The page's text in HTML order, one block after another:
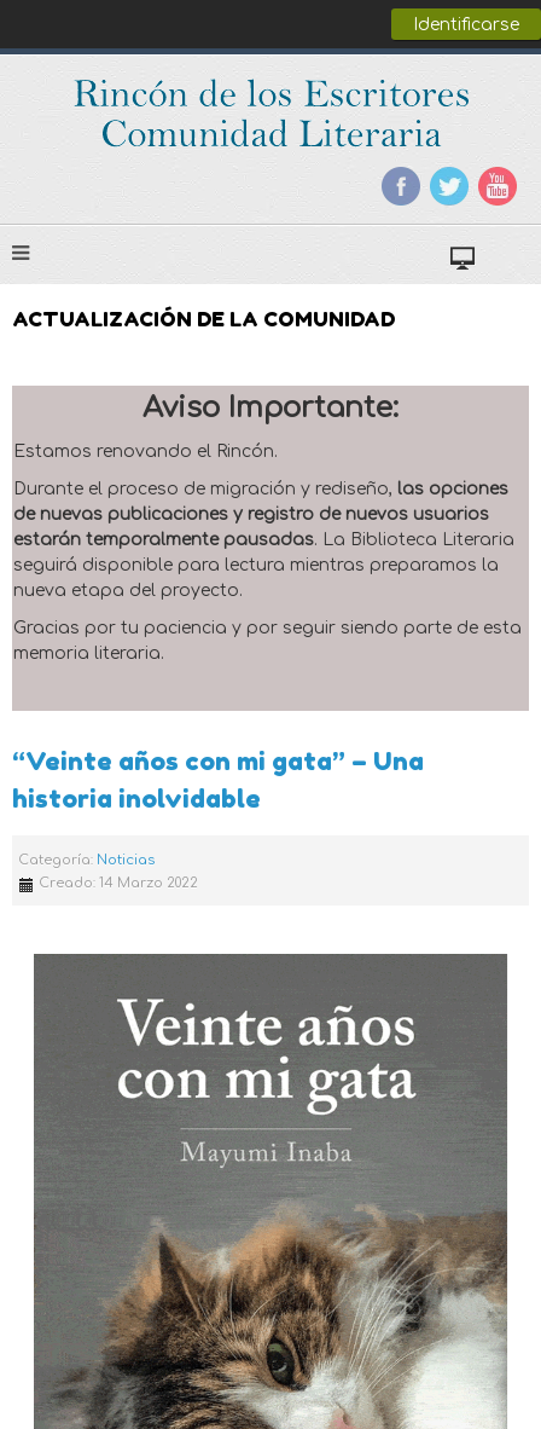
Identificarse
ACTUALIZACIÓN DE LA COMUNIDAD
Aviso Importante:
Estamos renovando el Rincón.
Durante el proceso de migración y rediseño, las opciones
de nuevas publicaciones y registro de nuevos usuarios
estarán temporalmente pausadas. La Biblioteca Literaria
seguirá disponible para lectura mientras preparamos la
nueva etapa del proyecto.
Gracias por tu paciencia y por seguir siendo parte de esta
memoria literaria.
“Veinte años con mi gata” – Una
historia inolvidable
Categoría: Noticias
Creado: 14 Marzo 2022